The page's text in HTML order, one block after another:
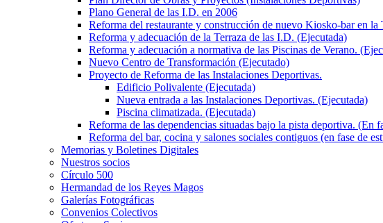
Plano General de las I.D. en 2006
Reforma del restaurante y construcción de nuevo Kiosko-bar en la
Reforma y adecuación de la Terraza de las I.D. (Ejecutada)
Reforma y adecuación a normativa de las Piscinas de Verano.
Nuevo Centro de Transformación (Ejecutado)
Proyecto de Reforma de las Instalaciones Deportivas.
Edificio Polivalente (Ejecutada)
Nueva entrada a las Instalaciones Deportivas. (Ejecutada)
Piscina climatizada. (Ejecutada)
Reforma de las dependencias situadas bajo la pista deportiva. (En
Reforma del bar, cocina y salones sociales contiguos (en fase de
Memorias y Boletines Digitales
Nuestros socios
Círculo 500
Hermandad de los Reyes Magos
Galerías Fotográficas
Convenios Colectivos